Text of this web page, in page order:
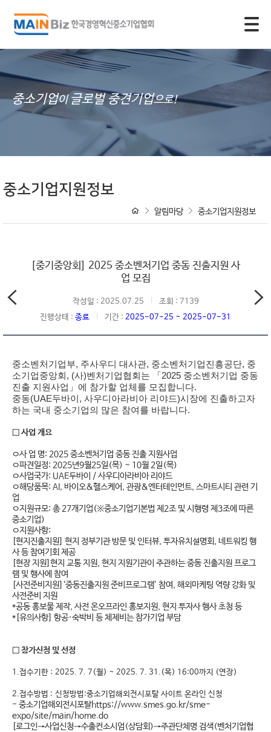
중소기업이 글로벌 중견기업으로!
중소기업지원정보
알림마당 중소기업지원정보
[중기중앙회] 2025 중소벤처기업 중동 진출지원 사
업 모집
작성일 : 2025.07.25
조회 : 7139
진행상태 : 종료 기간 : 2025-07-25 ~ 2025-07-31
중소벤처기업부, 주사우디 대사관, 중소벤처기업진흥공단, 중
소기업중앙회, (사)벤처기업협회는 「2025 중소벤처기업 중동
진출 지원사업」에 참가할 업체를 모집합니다.
중동(UAE두바이, 사우디아라비아 리야드)시장에 진출하고자
하는 국내 중소기업의 많은 참여를 바랍니다.
□ 사업 개요
ㅇ사 업 명: 2025 중소벤처기업 중동 진출 지원사업
ㅇ파견일정: 2025년9월25일(목) ~ 10월 2일(목)
ㅇ사업국가: UAE두바이 / 사우디아라비아 리야드
ㅇ해당품목: AI, 바이오&헬스케어, 관광&엔터테인먼트, 스마트시티 관련 기
업
ㅇ지원규모: 총 27개기업(※중소기업기본법 제2조 및 시행령 제3조에 따른
중소기업)
ㅇ지원사항:
[현지진출지원] 현지 정부기관 방문 및 인터뷰, 투자유치설명회, 네트워킹 행
사 등 참여기회 제공
[현장 지원]현지 교통 지원, 현지 지원기관이 주관하는 중동 진출지원 프로그
램 및 행사에 참여
[사전준비지원]‘중동진출지원 준비프로그램’ 참여, 해외마케팅 역량 강화 및
사전준비 지원
*공동 홍보물 제작, 사전 온오프라인 홍보지원, 현지 투자사 행사 초청 등
*[유의사항] 항공·숙박비 등 체제비는 참가기업 부담
□ 참가신청 및 선정
1.접수기한 : 2025. 7. 7(월) ~ 2025. 7. 31.(목) 16:00까지 (연장)
2.접수방법 : 신청방법:중소기업해외전시포탈 사이트 온라인 신청
- 중소기업해외전시포탈https://www.smes.go.kr/sme-
expo/site/main/home.do
[로그인→사업신청→수출컨소시엄(상담회)→주관단체명 검색(벤처기업협